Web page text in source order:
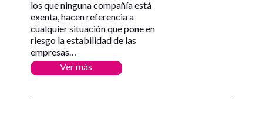
los que ninguna compañía está
exenta, hacen referencia a
cualquier situación que pone en
riesgo la estabilidad de las
empresas…
Ver más